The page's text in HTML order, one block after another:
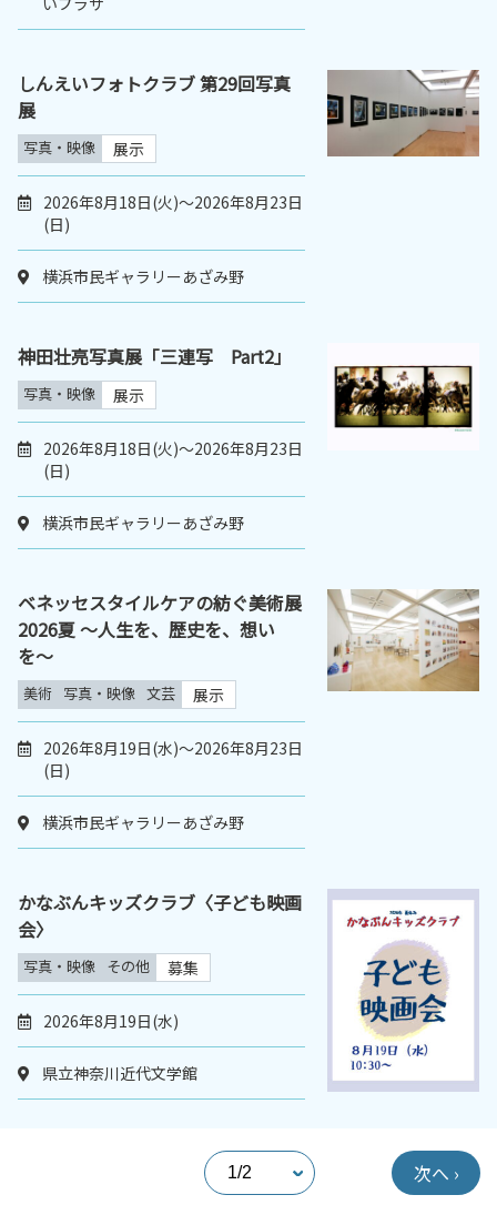
しんえいフォトクラブ 第29回写真
展
写真・映像 展示
2026年8月18日(火)～2026年8月23日
(日)
横浜市民ギャラリーあざみ野
神田壮亮写真展「三連写 Part2」
写真・映像 展示
2026年8月18日(火)～2026年8月23日
(日)
横浜市民ギャラリーあざみ野
ベネッセスタイルケアの紡ぐ美術展
2026夏 〜人生を、歴史を、想い
を〜
美術 写真・映像 文芸 展示
2026年8月19日(水)～2026年8月23日
(日)
横浜市民ギャラリーあざみ野
かなぶんキッズクラブ〈子ども映画
会〉
写真・映像 その他 募集
2026年8月19日(水)
県立神奈川近代文学館
次へ ›